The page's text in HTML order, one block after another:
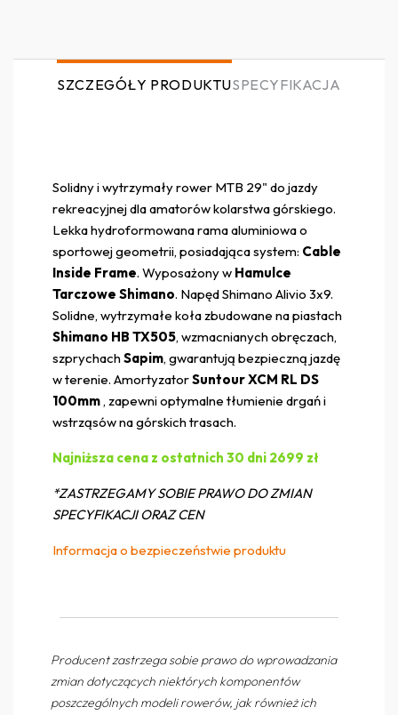
SZCZEGÓŁY PRODUKTUSPECYFIKACJA
Solidny i wytrzymały rower MTB 29" do jazdy
rekreacyjnej dla amatorów kolarstwa górskiego.
Lekka hydroformowana rama aluminiowa o
sportowej geometrii, posiadająca system: Cable
Inside Frame. Wyposażony w Hamulce
Tarczowe Shimano. Napęd Shimano Alivio 3x9.
Solidne, wytrzymałe koła zbudowane na piastach
Shimano HB TX505, wzmacnianych obręczach,
szprychachSapim, gwarantują bezpieczną jazdę
w terenie. AmortyzatorSuntour XCM RL DS
100mm, zapewni optymalne tłumienie drgań i
wstrząsów na górskich trasach.
Najniższa cena z ostatnich 30 dni 2699 zł
*ZASTRZEGAMY SOBIE PRAWO DO ZMIAN
SPECYFIKACJI ORAZ CEN
Informacja o bezpieczeństwie produktu
Producent zastrzega sobie prawo do wprowadzania
zmian dotyczących niektórych komponentów
poszczególnych modeli rowerów, jak również ich